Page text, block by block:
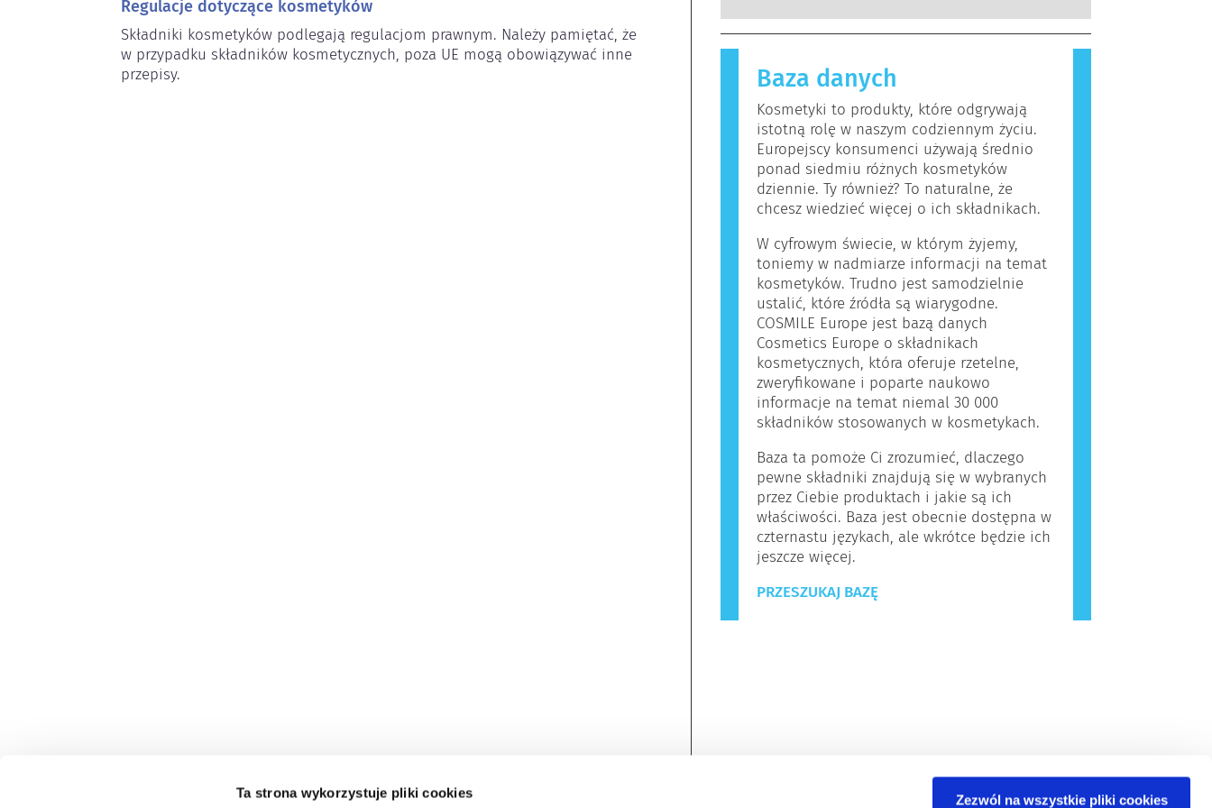
Ta strona wykorzystuje pliki cookies Zezwól na wszystkie pliki cookies
Regulacje dotyczące kosmetyków
Składniki kosmetyków podlegają regulacjom prawnym. Należy pamiętać, że
w przypadku składników kosmetycznych, poza UE mogą obowiązywać inne
przepisy.
których przeprowadzenia firmy są prawnie
zobowiązane, obejmują wszystkie potencjalne
zagrożenia, w tym potencjalne zaburzenia
funkcjonowania układu hormonalnego.
substancje, które dla większości ludzi są
nieszkodliwe. Substancja, która powoduje
reakcję alergiczną nazywana jest alergenem.
Kosmetyki i produkty do pielęgnacji ciała
mogą zawierać składniki, które dla niektórych
osób mogą okazać się alergizujące. Nie
oznacza to jednak, że produkt nie jest
bezpieczny dla innych.
Baza danych
Kosmetyki to produkty, które odgrywają
istotną rolę w naszym codziennym życiu.
Europejscy konsumenci używają średnio
ponad siedmiu różnych kosmetyków
dziennie. Ty również? To naturalne, że
chcesz wiedzieć więcej o ich składnikach.
W cyfrowym świecie, w którym żyjemy,
toniemy w nadmiarze informacji na temat
kosmetyków. Trudno jest samodzielnie
ustalić, które źródła są wiarygodne.
COSMILE Europe jest bazą danych
Cosmetics Europe o składnikach
kosmetycznych, która oferuje rzetelne,
zweryfikowane i poparte naukowo
informacje na temat niemal 30 000
składników stosowanych w kosmetykach.
Baza ta pomoże Ci zrozumieć, dlaczego
pewne składniki znajdują się w wybranych
przez Ciebie produktach i jakie są ich
właściwości. Baza jest obecnie dostępna w
czternastu językach, ale wkrótce będzie ich
jeszcze więcej.
PRZESZUKAJ BAZĘ